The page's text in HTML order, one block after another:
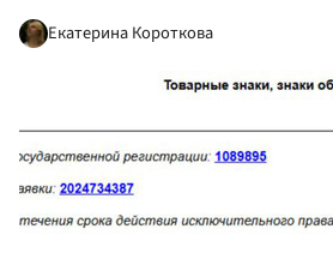
Екатерина Короткова